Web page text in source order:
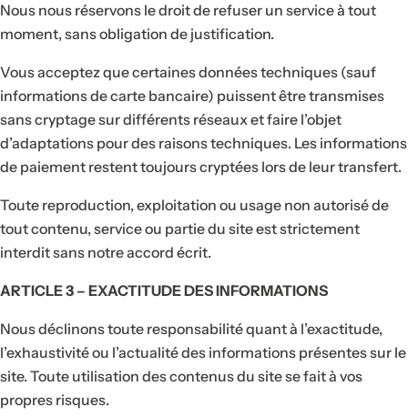
Nous nous réservons le droit de refuser un service à tout
moment, sans obligation de justification.
Vous acceptez que certaines données techniques (sauf
informations de carte bancaire) puissent être transmises
sans cryptage sur différents réseaux et faire l’objet
d’adaptations pour des raisons techniques. Les informations
de paiement restent toujours cryptées lors de leur transfert.
Toute reproduction, exploitation ou usage non autorisé de
tout contenu, service ou partie du site est strictement
interdit sans notre accord écrit.
ARTICLE 3 – EXACTITUDE DES INFORMATIONS
Nous déclinons toute responsabilité quant à l’exactitude,
l’exhaustivité ou l’actualité des informations présentes sur le
site. Toute utilisation des contenus du site se fait à vos
propres risques.